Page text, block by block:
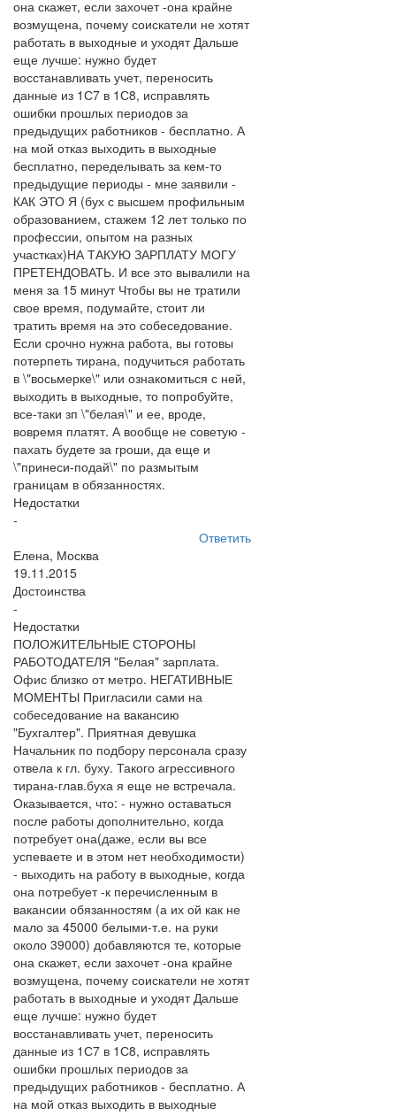
она скажет, если захочет -она крайне
возмущена, почему соискатели не хотят
работать в выходные и уходят Дальше
еще лучше: нужно будет
восстанавливать учет, переносить
данные из 1С7 в 1С8, исправлять
ошибки прошлых периодов за
предыдущих работников - бесплатно. А
на мой отказ выходить в выходные
бесплатно, переделывать за кем-то
предыдущие периоды - мне заявили -
КАК ЭТО Я (бух с высшем профильным
образованием, стажем 12 лет только по
профессии, опытом на разных
участках)НА ТАКУЮ ЗАРПЛАТУ МОГУ
ПРЕТЕНДОВАТЬ. И все это вывалили на
меня за 15 минут Чтобы вы не тратили
свое время, подумайте, стоит ли
тратить время на это собеседование.
Если срочно нужна работа, вы готовы
потерпеть тирана, подучиться работать
в \"восьмерке\" или ознакомиться с ней,
выходить в выходные, то попробуйте,
все-таки зп \"белая\" и ее, вроде,
вовремя платят. А вообще не советую -
пахать будете за гроши, да еще и
\"принеси-подай\" по размытым
границам в обязанностях.
Недостатки
-
Ответить
Елена, Москва
19.11.2015
Достоинства
-
Недостатки
ПОЛОЖИТЕЛЬНЫЕ СТОРОНЫ
РАБОТОДАТЕЛЯ "Белая" зарплата.
Офис близко от метро. НЕГАТИВНЫЕ
МОМЕНТЫ Пригласили сами на
собеседование на вакансию
"Бухгалтер". Приятная девушка
Начальник по подбору персонала сразу
отвела к гл. буху. Такого агрессивного
тирана-глав.буха я еще не встречала.
Оказывается, что: - нужно оставаться
после работы дополнительно, когда
потребует она(даже, если вы все
успеваете и в этом нет необходимости)
- выходить на работу в выходные, когда
она потребует -к перечисленным в
вакансии обязанностям (а их ой как не
мало за 45000 белыми-т.е. на руки
около 39000) добавляются те, которые
она скажет, если захочет -она крайне
возмущена, почему соискатели не хотят
работать в выходные и уходят Дальше
еще лучше: нужно будет
восстанавливать учет, переносить
данные из 1С7 в 1С8, исправлять
ошибки прошлых периодов за
предыдущих работников - бесплатно. А
на мой отказ выходить в выходные